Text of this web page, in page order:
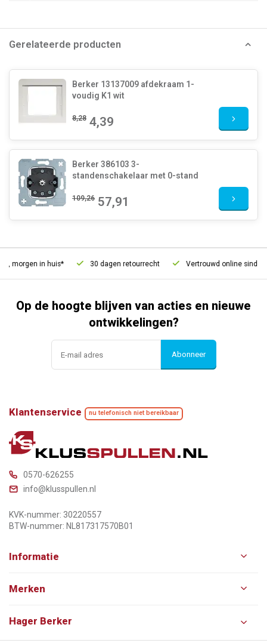
Gerelateerde producten
Berker 13137009 afdekraam 1-
voudig K1 wit
8,28 4,39
Berker 386103 3-
standenschakelaar met 0-stand
109,26 57,91
morgen in huis* 30 dagen retourrecht Vertrouwd online sinds
Op de hoogte blijven van acties en nieuwe
ontwikkelingen?
Abonneer
Klantenservice nu telefonisch niet bereikbaar
0570-626255
info@klusspullen.nl
KVK-nummer: 30220557
BTW-nummer: NL817317570B01
Informatie
Merken
Hager Berker